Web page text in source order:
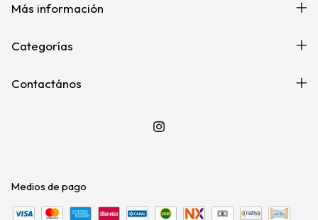
Más información
Categorías
Contactános
Medios de pago